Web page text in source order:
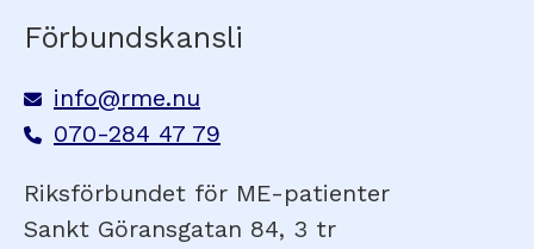
Förbundskansli
info@rme.nu
070-284 47 79
Riksförbundet för ME-patienter
Sankt Göransgatan 84, 3 tr